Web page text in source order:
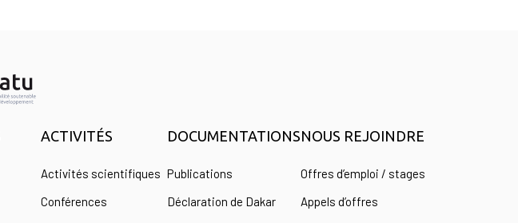
ACTIVITÉS
Activités scientifiques
Conférences
DOCUMENTATIONS
Publications
Déclaration de Dakar
NOUS REJOINDRE
Offres d’emploi / stages
Appels d’offres